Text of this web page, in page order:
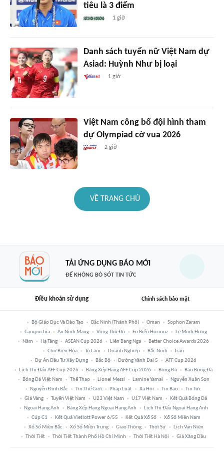
tiêu là 3 điểm
1 giờ
Danh sách tuyển nữ Việt Nam dự
Asiad: Huỳnh Như bị loại
1 giờ
Việt Nam công bố đội hình tham
dự Olympiad cờ vua 2026
2 giờ
VỀ TRANG CHỦ
TẢI ỨNG DỤNG BÁO MỚI
ĐỂ KHÔNG BỎ SÓT TIN TỨC
Điều khoản sử dụng Chính sách bảo mật
Bộ Giáo Dục Và Đào Tạo Bắc Ninh (thành Phố) Oman
Sophon Zaram
Campuchia
An Ninh Mạng Vùng Thủ Đô Eo Biển Hormuz
Lê Minh Hưng
Năm
Hạ Tầng ASEAN Cup 2026 Liên Bang Nga
Better Choice Awards 2026
Chợ Biên Hòa
Tô Lâm Doanh Nghiệp Bắc Ninh
Iran
Dự Án Đầu Tư Xây Dựng
Bắc Bộ Đường Vành Đai 5
AFF Cup 2026
Lịch Thi Đấu AFF Cup 2026
Bảng Xếp Hạng AFF Cup 2026 Bóng Đá
Báo Bóng Đá
Bóng Đá Việt Nam
Thể Thao Lionel Messi Lamine Yamal
Nguyễn Xuân Son
Nguyễn Đình Bắc
Tin Thế Giới Pháp Luật Xã Hội Tin Bão
Tin Tức
Giá Vàng
Tuyển Việt Nam U23 Việt Nam U17 Việt Nam
Kết Quả Bóng Đá
Ngoại Hạng Anh
Bảng Xếp Hạng Ngoại Hạng Anh
Lịch Thi Đấu Ngoại Hạng Anh
Cúp C1
Kết Quả Vietlott Power 6/55 Kết Quả Xổ Số
Xổ Số Miền Nam
Xổ Số Miền Bắc
Xổ Số Miền Trung Giao Thông Thời Sự
Lịch Vạn Niên
Thời Tiết
Thời Tiết Thành Phố Hồ Chí Minh Thời Tiết Hà Nội Giá Xăng Dầu